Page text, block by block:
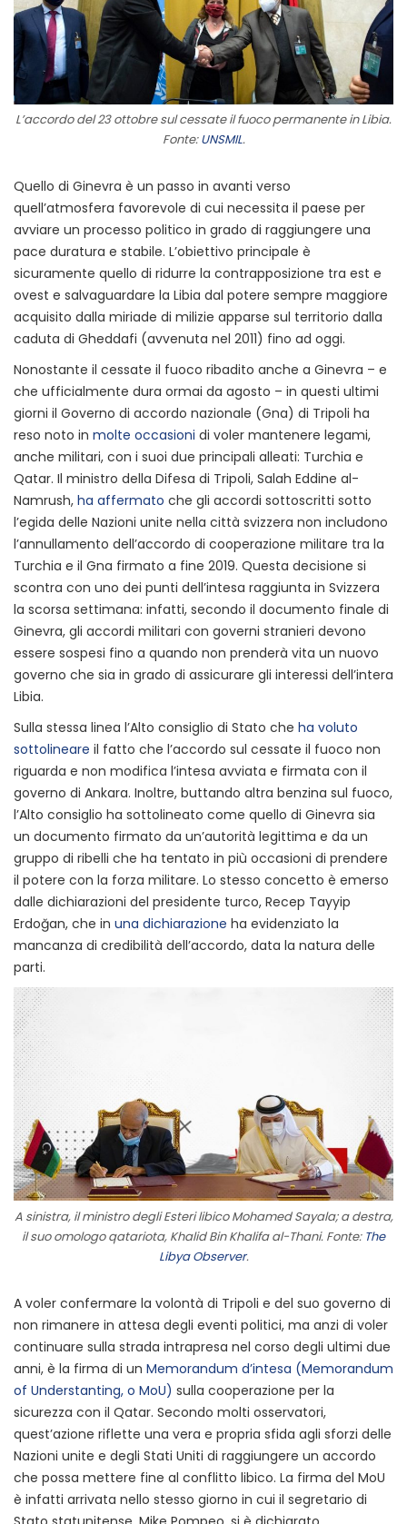
L’accordo del 23 ottobre sul cessate il fuoco permanente in Libia.
Fonte:UNSMIL.
Quello di Ginevra è un passo in avanti verso
quell’atmosfera favorevole di cui necessita il paese per
avviare un processo politico in grado di raggiungere una
pace duratura e stabile. L’obiettivo principale è
sicuramente quello di ridurre la contrapposizione tra est e
ovest e salvaguardare la Libia dal potere sempre maggiore
acquisito dalla miriade di milizie apparse sul territorio dalla
caduta di Gheddafi (avvenuta nel 2011) fino ad oggi.
Nonostante il cessate il fuoco ribadito anche a Ginevra – e
che ufficialmente dura ormai da agosto – in questi ultimi
giorni il Governo di accordo nazionale (Gna) di Tripoli ha
reso noto in molte occasioni di voler mantenere legami,
anche militari, con i suoi due principali alleati: Turchia e
Qatar. Il ministro della Difesa di Tripoli, Salah Eddine al-
Namrush, ha affermato che gli accordi sottoscritti sotto
l’egida delle Nazioni unite nella città svizzera non includono
l’annullamento dell’accordo di cooperazione militare tra la
Turchia e il Gna firmato a fine 2019. Questa decisione si
scontra con uno dei punti dell’intesa raggiunta in Svizzera
la scorsa settimana: infatti, secondo il documento finale di
Ginevra, gli accordi militari con governi stranieri devono
essere sospesi fino a quando non prenderà vita un nuovo
governo che sia in grado di assicurare gli interessi dell’intera
Libia.
Sulla stessa linea l’Alto consiglio di Stato che ha voluto
sottolineare il fatto che l’accordo sul cessate il fuoco non
riguarda e non modifica l’intesa avviata e firmata con il
governo di Ankara. Inoltre, buttando altra benzina sul fuoco,
l’Alto consiglio ha sottolineato come quello di Ginevra sia
un documento firmato da un’autorità legittima e da un
gruppo di ribelli che ha tentato in più occasioni di prendere
il potere con la forza militare. Lo stesso concetto è emerso
dalle dichiarazioni del presidente turco, Recep Tayyip
Erdoğan, che in una dichiarazione ha evidenziato la
mancanza di credibilità dell’accordo, data la natura delle
parti.
A sinistra, il ministro degli Esteri libico Mohamed Sayala; a destra,
il suo omologo qatariota, Khalid Bin Khalifa al-Thani. Fonte: The
Libya Observer.
A voler confermare la volontà di Tripoli e del suo governo di
non rimanere in attesa degli eventi politici, ma anzi di voler
continuare sulla strada intrapresa nel corso degli ultimi due
anni, è la firma di un Memorandum d’intesa (Memorandum
of Understanting, o MoU) sulla cooperazione per la
sicurezza con il Qatar. Secondo molti osservatori,
quest’azione riflette una vera e propria sfida agli sforzi delle
Nazioni unite e degli Stati Uniti di raggiungere un accordo
che possa mettere fine al conflitto libico. La firma del MoU
è infatti arrivata nello stesso giorno in cui il segretario di